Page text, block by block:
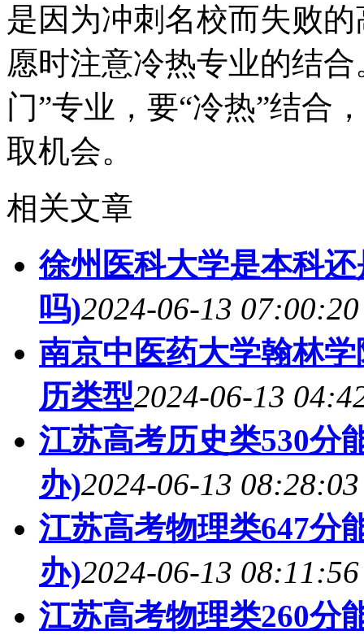
是因为冲刺名校而失败
愿时注意冷热专业的结
门”专业，要“冷热”结合
取机会。
相关文章
徐州医科大学是本科
吗)2024-06-13 07:00:20
南京中医药大学翰林
历类型2024-06-13
江苏高考历史类530分
办)2024-06-13 08:28:03
江苏高考物理类647分
办)2024-06-13 08:11:56
江苏高考物理类260分